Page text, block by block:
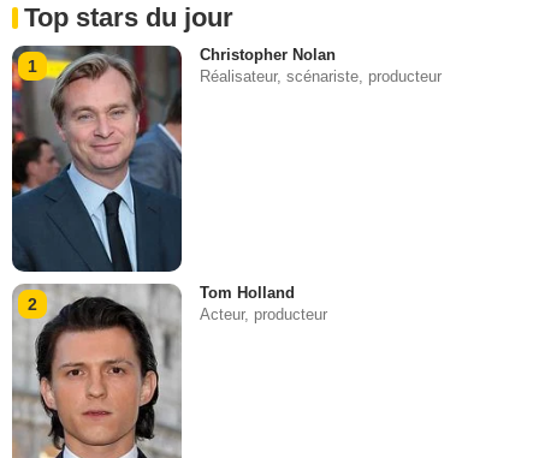
Top stars du jour
1
Christopher Nolan
Réalisateur, scénariste, producteur
2
Tom Holland
Acteur, producteur